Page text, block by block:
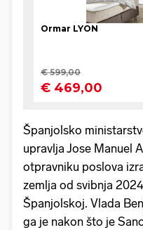
Španjolsko
upravlja Jose Manuel
otpravniku poslova
zemlja od svibnja
Španjolskoj. Vlada
ga je nakon što je